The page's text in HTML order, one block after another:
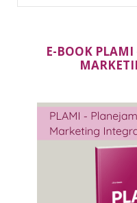
for:
E-BOOK PLAMI